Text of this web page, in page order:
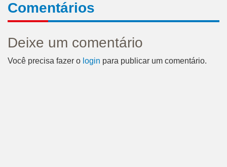
Comentários
Deixe um comentário
Você precisa fazer o login para publicar um comentário.